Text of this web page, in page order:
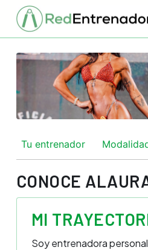
Tu entrenador
CONOCE A
MI
Soy entrenadora